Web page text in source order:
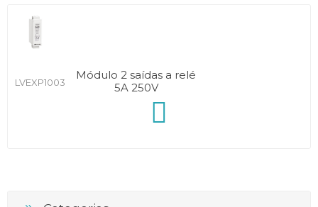
LVEXP1003
Módulo 2 saídas a relé
5A 250V